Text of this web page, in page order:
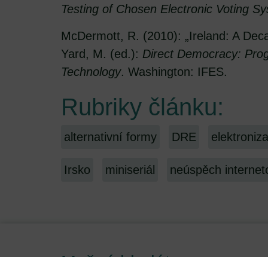
Testing of Chosen Electronic Voting
McDermott, R. (2010): „Ireland: A
Yard, M. (ed.): Direct Democracy:
Technology. Washington: IFES.
Rubriky článku:
alternativní formy DRE
Irsko miniseriál neúspěch